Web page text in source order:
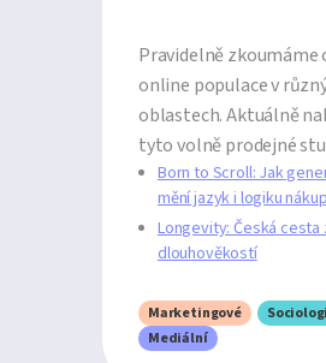
Pravidelně zkoumáme
online populace v
oblastech. Aktuálně
tyto volně prodejné
Born to Scroll: Jak
mění jazyk i logiku
Longevity: Česká cesta
dlouhověkostí
Marketingové
Mediální